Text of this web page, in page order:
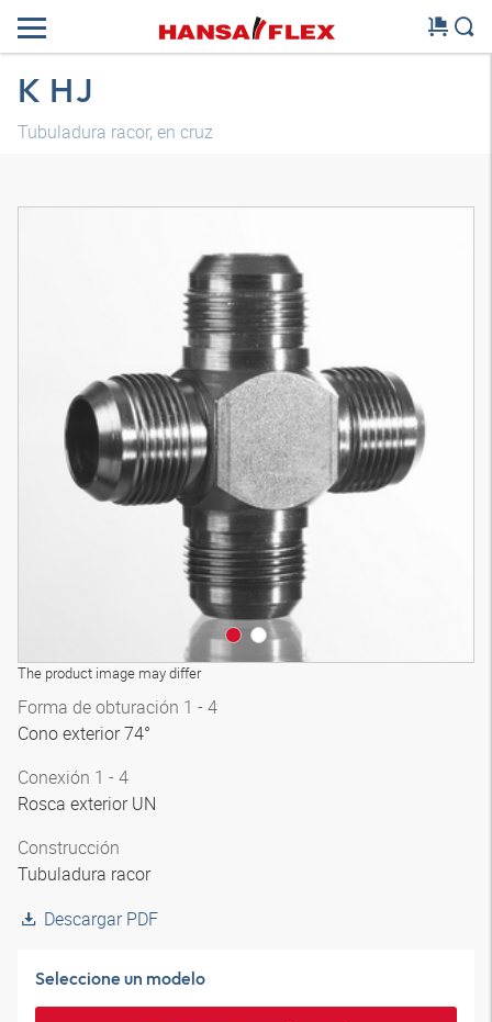
K HJ
Tubuladura racor, en cruz
The product image may differ
Forma de obturación 1 - 4
Cono exterior 74°
Conexión 1 - 4
Rosca exterior UN
Construcción
Tubuladura racor
Descargar PDF
Seleccione un modelo